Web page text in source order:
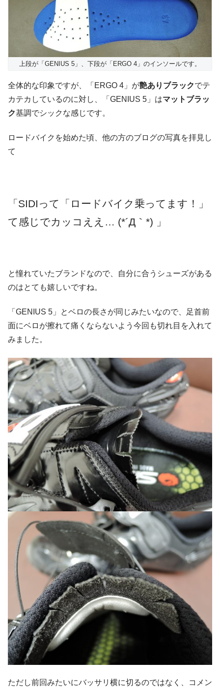
上段が「GENIUS 5」、下段が「ERGO 4」のインソールです。
全体的な印象ですが、「ERGO 4」が艶ありブラックでテ
カテカしているのに対し、「GENIUS 5」はマットブラッ
ク基調でシックな感じです。
ロードバイクを始めた頃、他の方のブログの写真を拝見し
て
「SIDIって「ロードバイク乗ってます！」
て感じでカッコええ… (*´Д｀*) 」
と憧れていたブランドなので、自分に合うシューズがある
のはとても嬉しいですね。
「GENIUS 5」とベロの長さが同じみたいなので、足首前
面にベロが擦れて痛くならないよう今回も切れ目を入れて
みました。
ただし前回みたいにバッサリ横に切るのではなく、コメン